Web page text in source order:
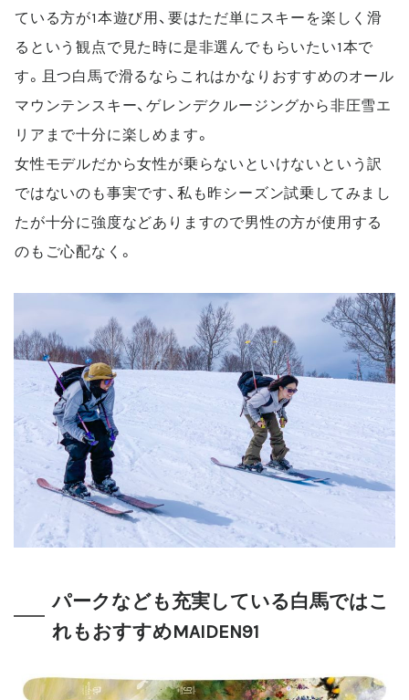
ている方が1本遊び用、要はただ単にスキーを楽しく滑
るという観点で見た時に是非選んでもらいたい1本で
す。且つ白馬で滑るならこれはかなりおすすめのオール
マウンテンスキー、ゲレンデクルージングから非圧雪エ
リアまで十分に楽しめます。
女性モデルだから女性が乗らないといけないという訳
ではないのも事実です、私も昨シーズン試乗してみまし
たが十分に強度などありますので男性の方が使用する
のもご心配なく。
パークなども充実している白馬ではこ
れもおすすめMAIDEN91